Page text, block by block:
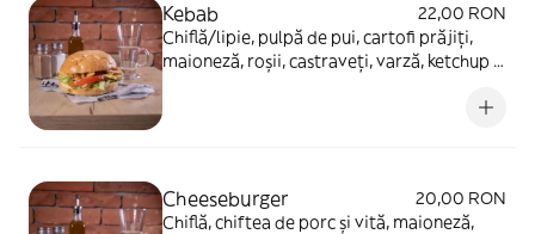
Kebab
22,00 RON
Chiflă/lipie, pulpă de pui, cartofi prăjiți,
maioneză, roșii, castraveți, varză, ketchup -
Cheeseburger
20,00 RON
Chiflă, chiftea de porc și vită, maioneză,